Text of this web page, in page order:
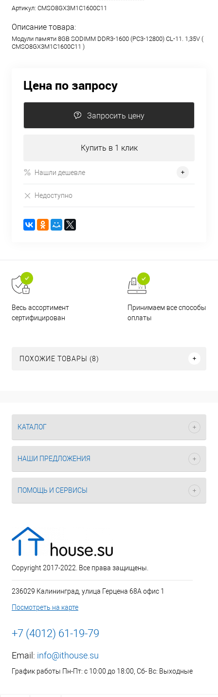
Артикул: CMSO8GX3M1C1600C11
Описание товара:
Модули памяти 8GB SODIMM DDR3-1600 (PC3-12800) CL-11. 1,35V (
CMSO8GX3M1C1600C11 )
Цена по запросу
Запросить цену
Купить в 1 клик
Нашли дешевле
Недоступно
Весь ассортимент
сертифицирован
Принимаем все способы
оплаты
ПОХОЖИЕ ТОВАРЫ (8)
КАТАЛОГ
НАШИ ПРЕДЛОЖЕНИЯ
ПОМОЩЬ И СЕРВИСЫ
Copyright 2017-2022. Все права защищены.
236029 Калининград, улица Герцена 68А офис 1
Посмотреть на карте
+7 (4012) 61-19-79
Email: info@ithouse.su
График работы Пн-Пт: с 10:00 до 18:00, Сб- Вс: Выходные